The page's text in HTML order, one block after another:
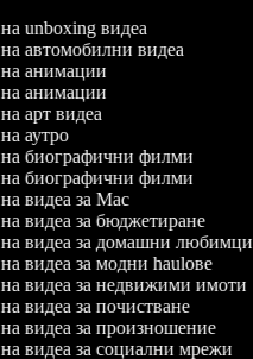
на unboxing видеа
на автомобилни видеа
на анимации
на анимации
на арт видеа
аутро
на биографични филми
на биографични филми
на видеа за Mac
на видеа за бюджетиране
на видеа за домашни любимци
на видеа за модни haulове
на видеа за недвижими имоти
на видеа за почистване
на видеа за произношение
на видеа за социални мрежи